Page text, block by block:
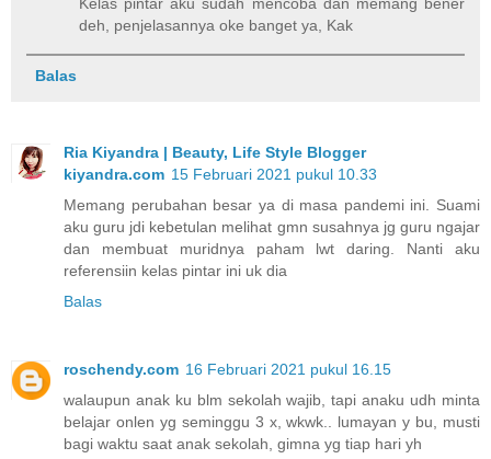
Kelas pintar aku sudah mencoba dan memang bener
deh, penjelasannya oke banget ya, Kak
Balas
Ria Kiyandra | Beauty, Life Style Blogger
kiyandra.com 15 Februari 2021 pukul 10.33
Memang perubahan besar ya di masa pandemi ini. Suami
aku guru jdi kebetulan melihat gmn susahnya jg guru ngajar
dan membuat muridnya paham lwt daring. Nanti aku
referensiin kelas pintar ini uk dia
Balas
roschendy.com 16 Februari 2021 pukul 16.15
walaupun anak ku blm sekolah wajib, tapi anaku udh minta
belajar onlen yg seminggu 3 x, wkwk.. lumayan y bu, musti
bagi waktu saat anak sekolah, gimna yg tiap hari yh